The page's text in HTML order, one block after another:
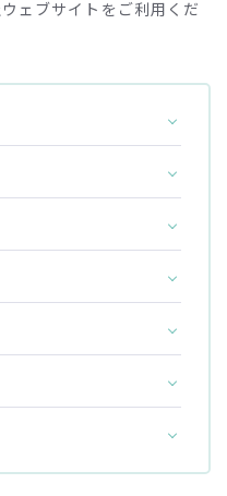
ェブサイトをご利用くだ